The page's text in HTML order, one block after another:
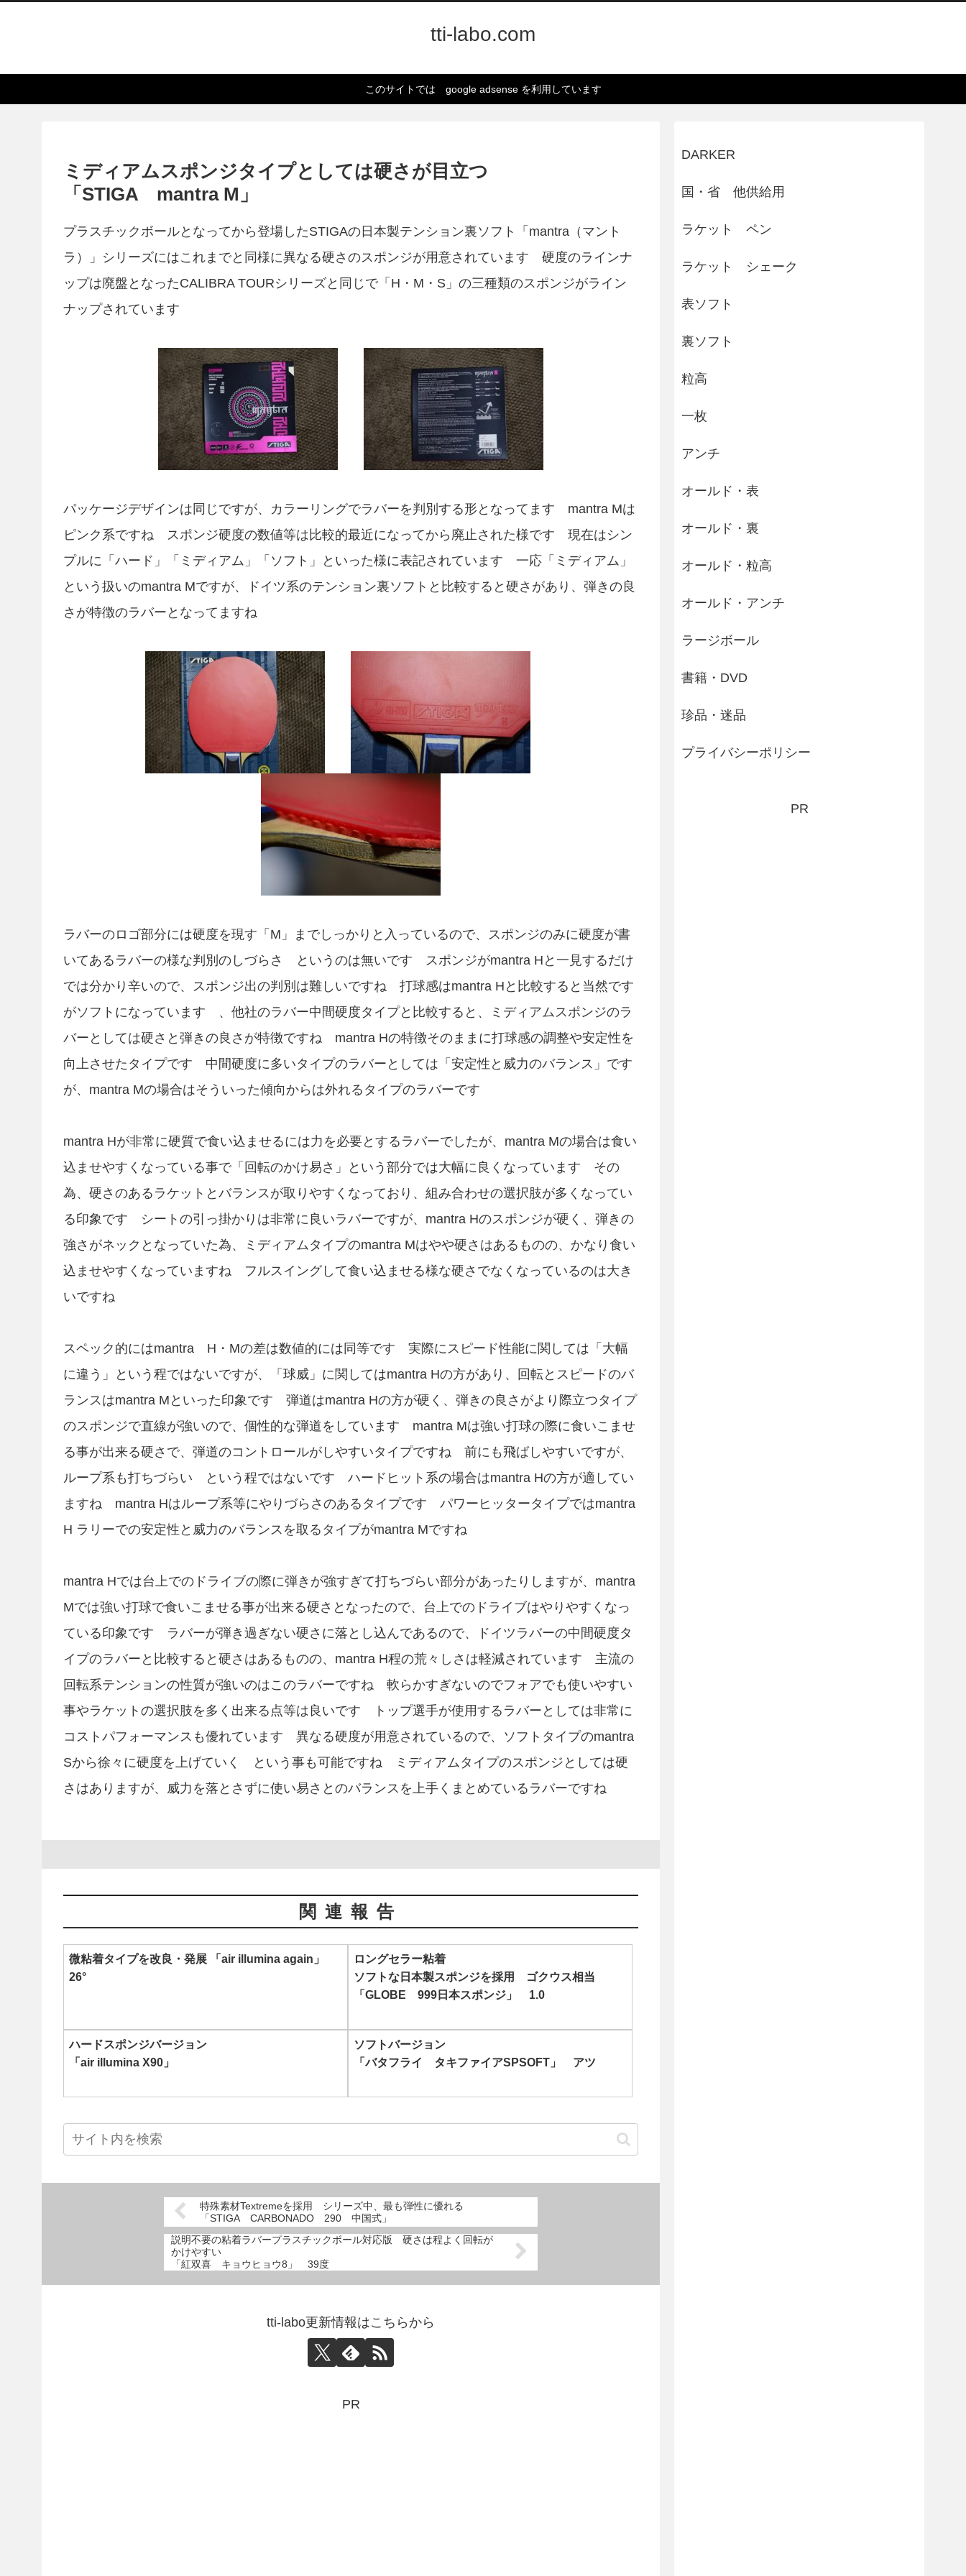
tti-labo.com
このサイトでは google adsense を利用しています
ミディアムスポンジタイプとしては硬さが目立つ
「STIGA mantra M」
プラスチックボールとなってから登場したSTIGAの日本製テンション裏ソフト「mantra（マント
ラ）」シリーズにはこれまでと同様に異なる硬さのスポンジが用意されています 硬度のラインナ
ップは廃盤となったCALIBRA TOURシリーズと同じで「H・M・S」の三種類のスポンジがライン
ナップされています
パッケージデザインは同じですが、カラーリングでラバーを判別する形となってます mantra Mは
ピンク系ですね スポンジ硬度の数値等は比較的最近になってから廃止された様です 現在はシン
プルに「ハード」「ミディアム」「ソフト」といった様に表記されています 一応「ミディアム」
という扱いのmantra Mですが、ドイツ系のテンション裏ソフトと比較すると硬さがあり、弾きの良
さが特徴のラバーとなってますね
ラバーのロゴ部分には硬度を現す「M」までしっかりと入っているので、スポンジのみに硬度が書
いてあるラバーの様な判別のしづらさ というのは無いです スポンジがmantra Hと一見するだけ
では分かり辛いので、スポンジ出の判別は難しいですね 打球感はmantra Hと比較すると当然です
がソフトになっています 、他社のラバー中間硬度タイプと比較すると、ミディアムスポンジのラ
バーとしては硬さと弾きの良さが特徴ですね mantra Hの特徴そのままに打球感の調整や安定性を
向上させたタイプです 中間硬度に多いタイプのラバーとしては「安定性と威力のバランス」です
が、mantra Mの場合はそういった傾向からは外れるタイプのラバーです
mantra Hが非常に硬質で食い込ませるには力を必要とするラバーでしたが、mantra Mの場合は食い
込ませやすくなっている事で「回転のかけ易さ」という部分では大幅に良くなっています その
為、硬さのあるラケットとバランスが取りやすくなっており、組み合わせの選択肢が多くなってい
る印象です シートの引っ掛かりは非常に良いラバーですが、mantra Hのスポンジが硬く、弾きの
強さがネックとなっていた為、ミディアムタイプのmantra Mはやや硬さはあるものの、かなり食い
込ませやすくなっていますね フルスイングして食い込ませる様な硬さでなくなっているのは大き
いですね
スペック的にはmantra H・Mの差は数値的には同等です 実際にスピード性能に関しては「大幅
に違う」という程ではないですが、「球威」に関してはmantra Hの方があり、回転とスピードのバ
ランスはmantra Mといった印象です 弾道はmantra Hの方が硬く、弾きの良さがより際立つタイプ
のスポンジで直線が強いので、個性的な弾道をしています mantra Mは強い打球の際に食いこませ
る事が出来る硬さで、弾道のコントロールがしやすいタイプですね 前にも飛ばしやすいですが、
ループ系も打ちづらい という程ではないです ハードヒット系の場合はmantra Hの方が適してい
ますね mantra Hはループ系等にやりづらさのあるタイプです パワーヒッタータイプではmantra
H ラリーでの安定性と威力のバランスを取るタイプがmantra Mですね
mantra Hでは台上でのドライブの際に弾きが強すぎて打ちづらい部分があったりしますが、mantra
Mでは強い打球で食いこませる事が出来る硬さとなったので、台上でのドライブはやりやすくなっ
ている印象です ラバーが弾き過ぎない硬さに落とし込んであるので、ドイツラバーの中間硬度タ
イプのラバーと比較すると硬さはあるものの、mantra H程の荒々しさは軽減されています 主流の
回転系テンションの性質が強いのはこのラバーですね 軟らかすぎないのでフォアでも使いやすい
事やラケットの選択肢を多く出来る点等は良いです トップ選手が使用するラバーとしては非常に
コストパフォーマンスも優れています 異なる硬度が用意されているので、ソフトタイプのmantra
Sから徐々に硬度を上げていく という事も可能ですね ミディアムタイプのスポンジとしては硬
さはありますが、威力を落とさずに使い易さとのバランスを上手くまとめているラバーですね
関連報告
微粘着タイプを改良・発展 「air illumina again」
26°
ロングセラー粘着
ソフトな日本製スポンジを採用 ゴクウス相当
「GLOBE 999日本スポンジ」 1.0
ハードスポンジバージョン
「air illumina X90」
ソフトバージョン
「バタフライ タキファイアSPSOFT」 アツ
特殊素材Textremeを採用 シリーズ中、最も弾性に優れる
「STIGA CARBONADO 290 中国式」
説明不要の粘着ラバープラスチックボール対応版 硬さは程よく回転が
かけやすい
「紅双喜 キョウヒョウ8」 39度
tti-labo更新情報はこちらから
PR
DARKER
国・省 他供給用
ラケット ペン
ラケット シェーク
表ソフト
裏ソフト
粒高
一枚
アンチ
オールド・表
オールド・裏
オールド・粒高
オールド・アンチ
ラージボール
書籍・DVD
珍品・迷品
プライバシーポリシー
PR